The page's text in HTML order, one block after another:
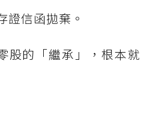
證信函拋棄。
股的「繼承」，根本就